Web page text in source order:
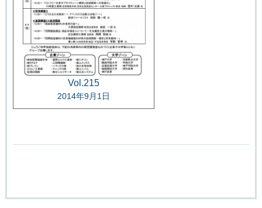
Vol.215
2014年9月1日